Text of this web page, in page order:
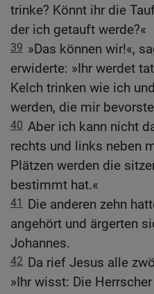
trinke? Könnt ihr die
der ich getauft werde?«
39 »Das können wir!«,
erwiderte: »Ihr werdet
Kelch trinken wie ich
werden, die mir
40 Aber ich kann nicht
rechts und links neben
Plätzen werden die
bestimmt hat.«
41
Die anderen zehn
angehört und ärgerten
Johannes.
42 Da rief Jesus alle
»Ihr wisst: Die